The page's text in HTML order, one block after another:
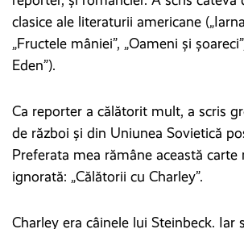
clasice ale literaturii americane
„Fructele mâniei”, „Oameni și
Eden”).
Ca reporter a călătorit mult, a scris
de război și din Uniunea Sovietică
Preferata mea rămâne această carte
ignorată: „Călătorii cu Charley”.
Charley era câinele lui Steinbeck. Iar